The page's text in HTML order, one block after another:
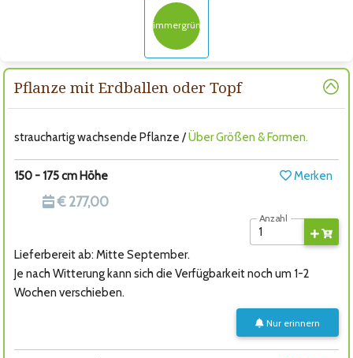
immergrün
Pflanze mit Erdballen oder Topf
strauchartig wachsende Pflanze /Über Größen & Formen.
150 - 175 cm Höhe Merken
€ 277,00
Anzahl
Lieferbereit ab: Mitte September.
Je nach Witterung kann sich die Verfügbarkeit noch um 1-2
Wochen verschieben.
Nur erinnern